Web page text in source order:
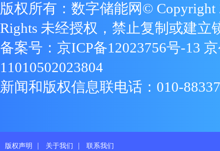
版权所有：数字储能网© Copyright
Rights 未经授权，禁止复制或建立
备案号： 京ICP备12023756号-13
11010502023804
新闻和版权信息联电话：010-
版权声明 | 关于我们 | 联系我们